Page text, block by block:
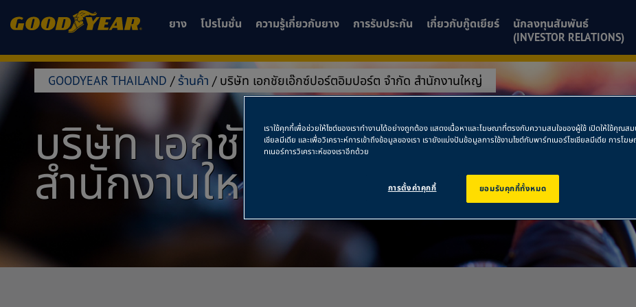
ยาง โปรโมชั่น ความรู้เกี่ยวกับยาง การรับประกัน เกี่ยวกับกู๊ดเยียร์
นักลงทุนสัมพันธ์
(INVESTOR RELATIONS)
GOODYEAR THAILAND / ร้านค้า / บริษัท เอกชัยเอ๊กซ์ปอร์ตอิมปอร์ต จำกัด สำนักงานใหญ่
บริษัท เอกชัยเอ๊กซ์ปอร์ตอิมปอร์ต
สำนักงานใหญ่
เราใช้คุกกี้เพื่อช่วยให้ไซต์ของเราทำงานได้อย่างถูกต้อง แสดงเนื้อหาและโฆษณาที่ตรงกับความสนใจของผู้ใช้ เปิดให้ใช้คุณส
เชียลมีเดีย และเพื่อวิเคราะห์การเข้าถึงข้อมูลของเรา เรายังแบ่งปันข้อมูลการใช้งานไซต์กับพาร์ทเนอร์โซเชียลมีเดีย การโฆ
ทเนอร์การวิเคราะห์ของเราอีกด้วย
ยอมรับคุกกี้ทั้งหมด
การตั้งค่าคุกกี้